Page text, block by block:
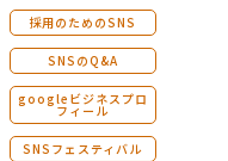
採用のためのSNS
SNSのQ&A
googleビジネスプロ
フィール
SNSフェスティバル